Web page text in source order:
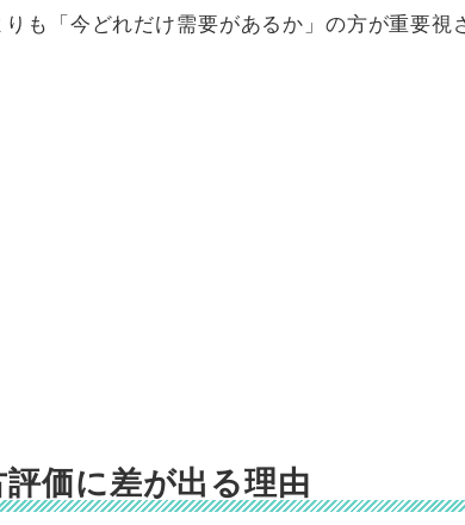
も「今どれだけ需要があるか」の方が重要視
価に差が出る理由